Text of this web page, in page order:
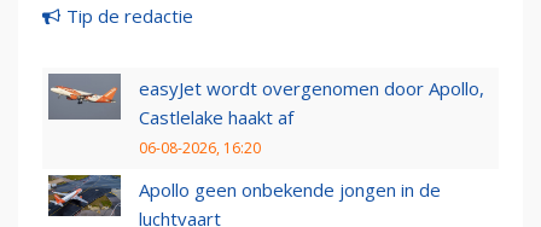
Tip de redactie
easyJet wordt overgenomen door Apollo,
Castlelake haakt af
06-08-2026, 16:20
Apollo geen onbekende jongen in de
luchtvaart